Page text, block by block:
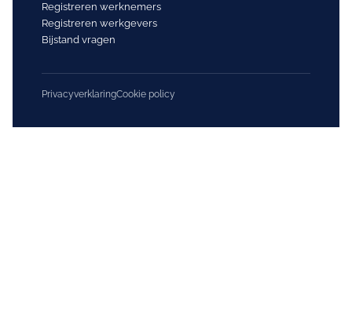
Registreren werknemers
Registreren werkgevers
Bijstand vragen
PrivacyverklaringCookie policy